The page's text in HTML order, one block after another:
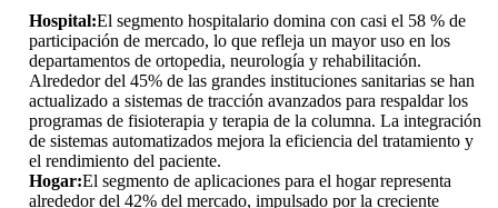
Hospital:El segmento hospitalario domina con casi el 58 % de
participación de mercado, lo que refleja un mayor uso en los
departamentos de ortopedia, neurología y rehabilitación.
Alrededor del 45% de las grandes instituciones sanitarias se han
actualizado a sistemas de tracción avanzados para respaldar los
programas de fisioterapia y terapia de la columna. La integración
de sistemas automatizados mejora la eficiencia del tratamiento y
el rendimiento del paciente.
Hogar:El segmento de aplicaciones para el hogar representa
alrededor del 42% del mercado, impulsado por la creciente